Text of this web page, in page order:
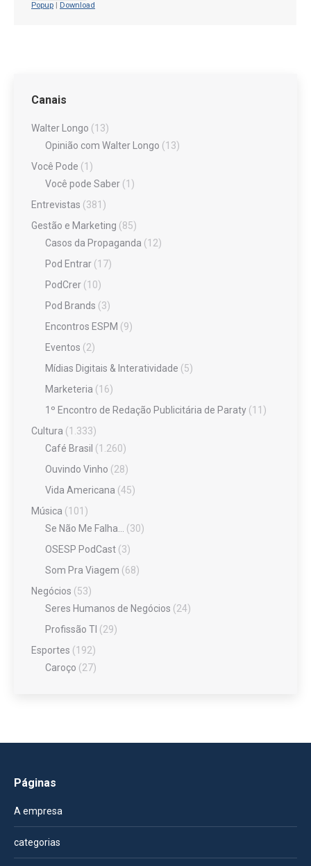
Popup
Download
Canais
Walter Longo (13)
Opinião com Walter Longo (13)
Você Pode (1)
Você pode Saber (1)
Entrevistas (381)
Gestão e Marketing (85)
Casos da Propaganda (12)
Pod Entrar (17)
PodCrer (10)
Pod Brands (3)
Encontros ESPM (9)
Eventos (2)
Mídias Digitais & Interatividade (5)
Marketeria (16)
1º Encontro de Redação Publicitária de Paraty (11)
Cultura (1.333)
Café Brasil (1.260)
Ouvindo Vinho (28)
Vida Americana (45)
Música (101)
Se Não Me Falha… (30)
OSESP PodCast (3)
Som Pra Viagem (68)
Negócios (53)
Seres Humanos de Negócios (24)
Profissão TI (29)
Esportes (192)
Caroço (27)
Páginas
A empresa
categorias